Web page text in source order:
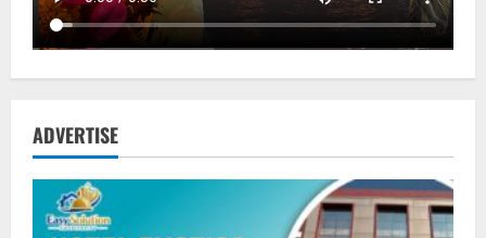
ADVERTISE